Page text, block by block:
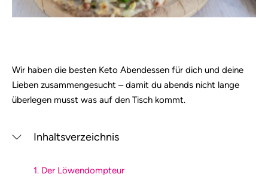
Wir haben die besten Keto Abendessen für dich und deine
Lieben zusammengesucht – damit du abends nicht lange
überlegen musst was auf den Tisch kommt.
Inhaltsverzeichnis
1. Der Löwendompteur